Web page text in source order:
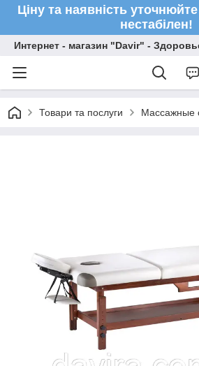
Ціну та наявність
нестабілен!
Интернет - магазин "Davir" -
Товари та послуги Массажные